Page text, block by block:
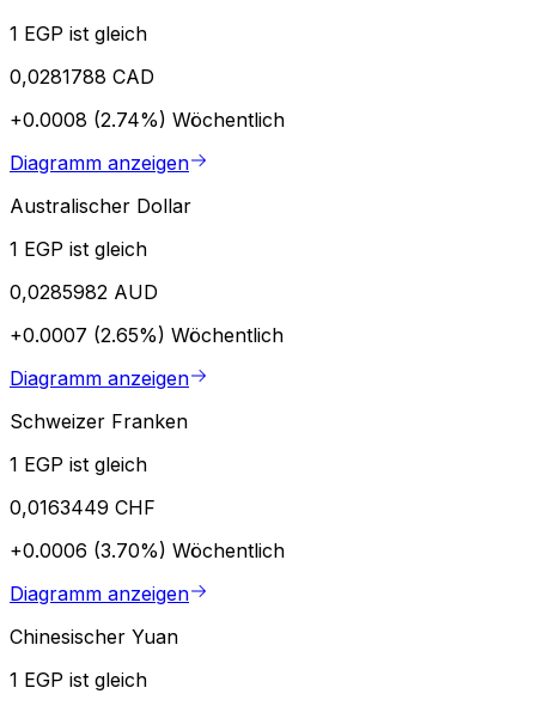
1 EGP ist gleich
0,0281788 CAD
+0.0008 (2.74%) Wöchentlich
Diagramm anzeigen
Australischer Dollar
1 EGP ist gleich
0,0285982 AUD
+0.0007 (2.65%) Wöchentlich
Diagramm anzeigen
Schweizer Franken
1 EGP ist gleich
0,0163449 CHF
+0.0006 (3.70%) Wöchentlich
Diagramm anzeigen
Chinesischer Yuan
1 EGP ist gleich